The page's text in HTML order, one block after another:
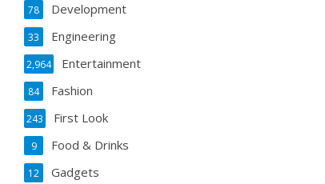
Development
78
Engineering
33
Entertainment
2,964
Fashion
84
First Look
243
Food & Drinks
9
Gadgets
12